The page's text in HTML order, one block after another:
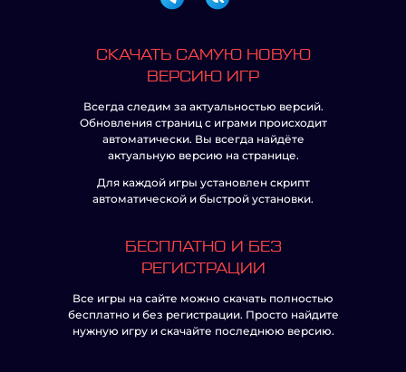
СКАЧАТЬ САМУЮ НОВУЮ
ВЕРСИЮ ИГР
Всегда следим за актуальностью версий.
Обновления страниц с играми происходит
автоматически. Вы всегда найдёте
актуальную версию на странице.
Для каждой игры установлен скрипт
автоматической и быстрой установки.
БЕСПЛАТНО И БЕЗ
РЕГИСТРАЦИИ
Все игры на сайте можно скачать полностью
бесплатно и без регистрации. Просто найдите
нужную игру и скачайте последнюю версию.